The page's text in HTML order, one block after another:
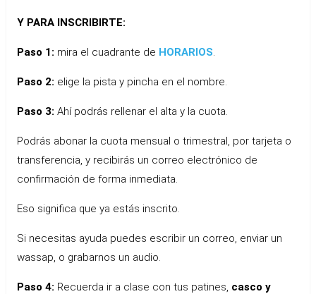
Y PARA INSCRIBIRTE:
Paso 1: mira el cuadrante de HORARIOS.
Paso 2: elige la pista y pincha en el nombre.
Paso 3: Ahí podrás rellenar el alta y la cuota.
Podrás abonar la cuota mensual o trimestral, por tarjeta o
transferencia, y recibirás un correo electrónico de
confirmación de forma inmediata.
Eso significa que ya estás inscrito.
Si necesitas ayuda puedes escribir un correo, enviar un
wassap, o grabarnos un audio.
Paso 4: Recuerda ir a clase con tus patines, casco y